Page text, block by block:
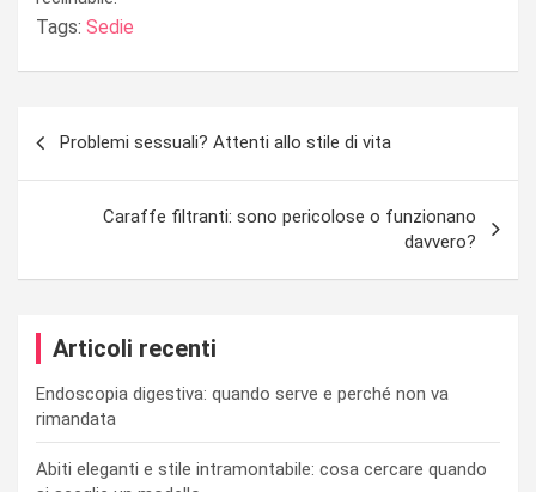
Tags: Sedie
Problemi sessuali? Attenti allo stile di vita
Caraffe filtranti: sono pericolose o funzionano
davvero?
Articoli recenti
Endoscopia digestiva: quando serve e perché non va
rimandata
Abiti eleganti e stile intramontabile: cosa cercare quando